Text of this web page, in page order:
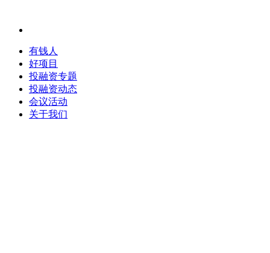
有钱人
好项目
投融资专题
投融资动态
会议活动
关于我们